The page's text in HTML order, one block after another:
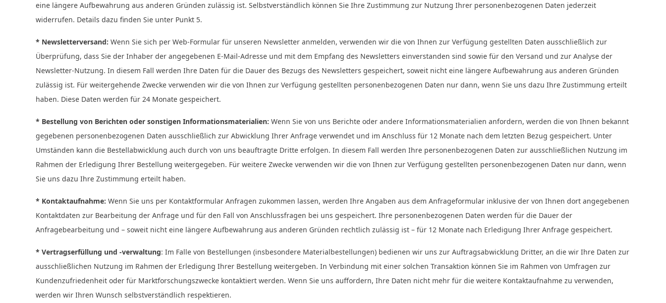
eine längere Aufbewahrung aus anderen Gründen zulässig ist. Selbstverständlich können Sie Ihre Zustimmung zur Nutzung Ihrer personenbezogenen Daten jederzeit
widerrufen. Details dazu finden Sie unter Punkt 5.
* Newsletterversand: Wenn Sie sich per Web-Formular für unseren Newsletter anmelden, verwenden wir die von Ihnen zur Verfügung gestellten Daten ausschließlich zur
Überprüfung, dass Sie der Inhaber der angegebenen E-Mail-Adresse und mit dem Empfang des Newsletters einverstanden sind sowie für den Versand und zur Analyse der
Newsletter-Nutzung. In diesem Fall werden Ihre Daten für die Dauer des Bezugs des Newsletters gespeichert, soweit nicht eine längere Aufbewahrung aus anderen Gründen
zulässig ist. Für weitergehende Zwecke verwenden wir die von Ihnen zur Verfügung gestellten personenbezogenen Daten nur dann, wenn Sie uns dazu Ihre Zustimmung erteilt
haben. Diese Daten werden für 24 Monate gespeichert.
* Bestellung von Berichten oder sonstigen Informationsmaterialien: Wenn Sie von uns Berichte oder andere Informationsmaterialien anfordern, werden die von Ihnen bekannt
gegebenen personenbezogenen Daten ausschließlich zur Abwicklung Ihrer Anfrage verwendet und im Anschluss für 12 Monate nach dem letzten Bezug gespeichert. Unter
Umständen kann die Bestellabwicklung auch durch von uns beauftragte Dritte erfolgen. In diesem Fall werden Ihre personenbezogenen Daten zur ausschließlichen Nutzung im
Rahmen der Erledigung Ihrer Bestellung weitergegeben. Für weitere Zwecke verwenden wir die von Ihnen zur Verfügung gestellten personenbezogenen Daten nur dann, wenn
Sie uns dazu Ihre Zustimmung erteilt haben.
* Kontaktaufnahme: Wenn Sie uns per Kontaktformular Anfragen zukommen lassen, werden Ihre Angaben aus dem Anfrageformular inklusive der von Ihnen dort angegebenen
Kontaktdaten zur Bearbeitung der Anfrage und für den Fall von Anschlussfragen bei uns gespeichert. Ihre personenbezogenen Daten werden für die Dauer der
Anfragebearbeitung und – soweit nicht eine längere Aufbewahrung aus anderen Gründen rechtlich zulässig ist – für 12 Monate nach Erledigung Ihrer Anfrage gespeichert.
* Vertragserfüllung und -verwaltung: Im Falle von Bestellungen (insbesondere Materialbestellungen) bedienen wir uns zur Auftragsabwicklung Dritter, an die wir Ihre Daten zur
ausschließlichen Nutzung im Rahmen der Erledigung Ihrer Bestellung weitergeben. In Verbindung mit einer solchen Transaktion können Sie im Rahmen von Umfragen zur
Kundenzufriedenheit oder für Marktforschungszwecke kontaktiert werden. Wenn Sie uns auffordern, Ihre Daten nicht mehr für die weitere Kontaktaufnahme zu verwenden,
werden wir Ihren Wunsch selbstverständlich respektieren.